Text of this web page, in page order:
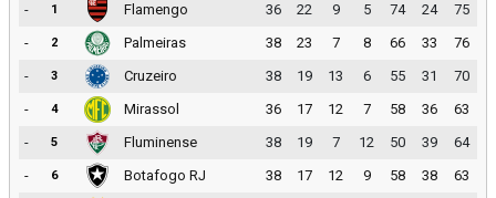
-
1 Flamengo 36 22 9 5 74 24
75
-
2 Palmeiras 38 23 7 8 66 33
76
-
3 Cruzeiro 38 19 13 6 55 31
70
-
4 Mirassol 36 17 12 7 58 36
63
-
5 Fluminense 38 19 7 12 50 39
64
-
6 Botafogo RJ 38 17 12 9 58 38
63